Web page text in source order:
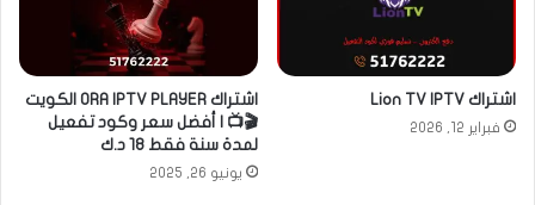
اشتراك Lion TV IPTV
فبراير 12, 2026
اشتراك ORA IPTV PLAYER الكويت
🎬📺 | أفضل سعر وكود تفعيل
لمدة سنة فقط 18 د.ك
يونيو 26, 2025